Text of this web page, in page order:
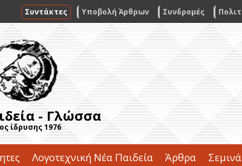
Συντάκτες Υποβολή Άρθρων Συνδρομές
- Γλώσσα
ίδρυσης 1976
Λογοτεχνική Νέα Παιδεία Άρθρα